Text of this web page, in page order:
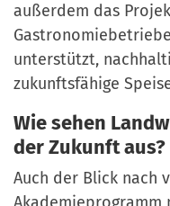
außerdem das
unterstützt,
zukunftsfähige
Wie sehen
der Zukunft aus?
Auch der Blick nach
Akademieprogramm